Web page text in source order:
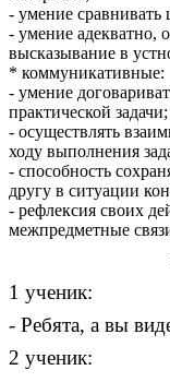
- умение сравнивать
- умение адекватно,
высказывание в
* коммуникативные:
- умение
практической задачи;
- осуществлять
ходу выполнения
- способность
другу в ситуации
- рефлексия своих
межпредметные
1 ученик:
- Ребята, а вы
2 ученик: